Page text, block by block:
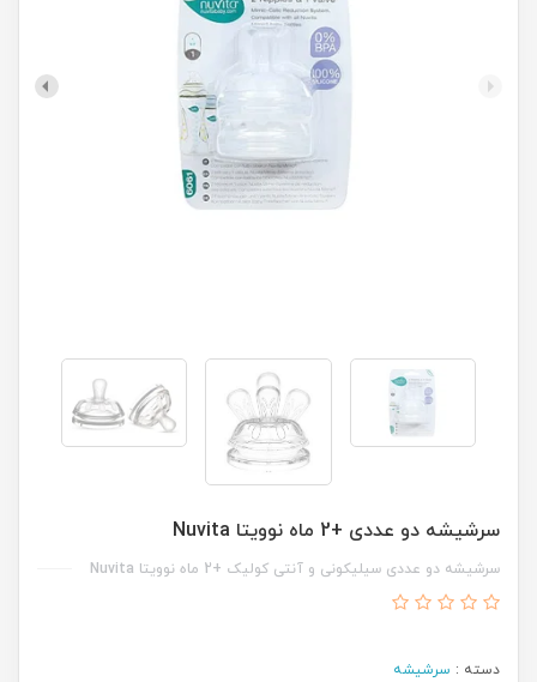
سرشیشه دو عددی +2 ماه نوویتا Nuvita
سرشیشه دو عددی سیلیکونی و آنتی کولیک +2 ماه نوویتا Nuvita
دسته : سرشیشه